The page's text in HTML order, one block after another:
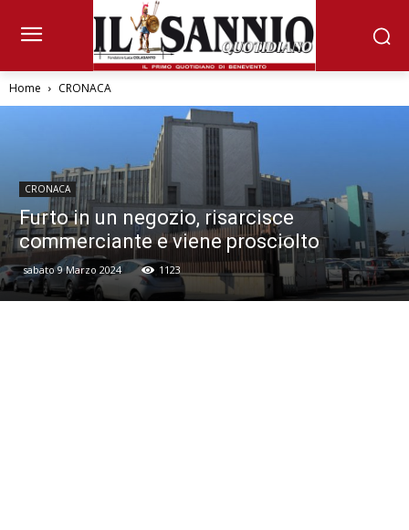
Home CRONACA
CRONACA
Furto in un negozio, risarcisce
commerciante e viene prosciolto
sabato 9 Marzo 2024 1123